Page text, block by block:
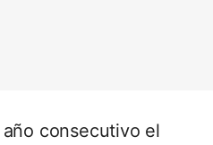
consecutivo el